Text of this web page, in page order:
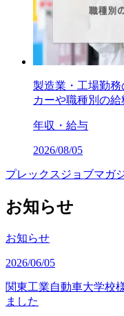
製造業・工場勤
カーや職種別の
年収・給与
2026/08/05
プレックスジョブマガ
お知らせ
お知らせ
2026/06/05
関東工業自動車大学校
ました